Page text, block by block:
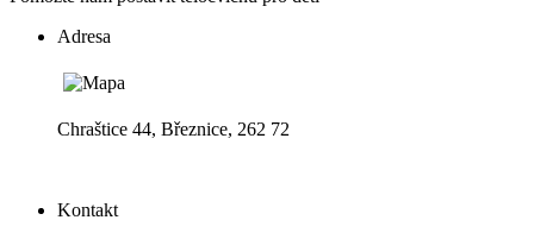
Adresa
Chraštice 44, Březnice, 262 72
Kontakt